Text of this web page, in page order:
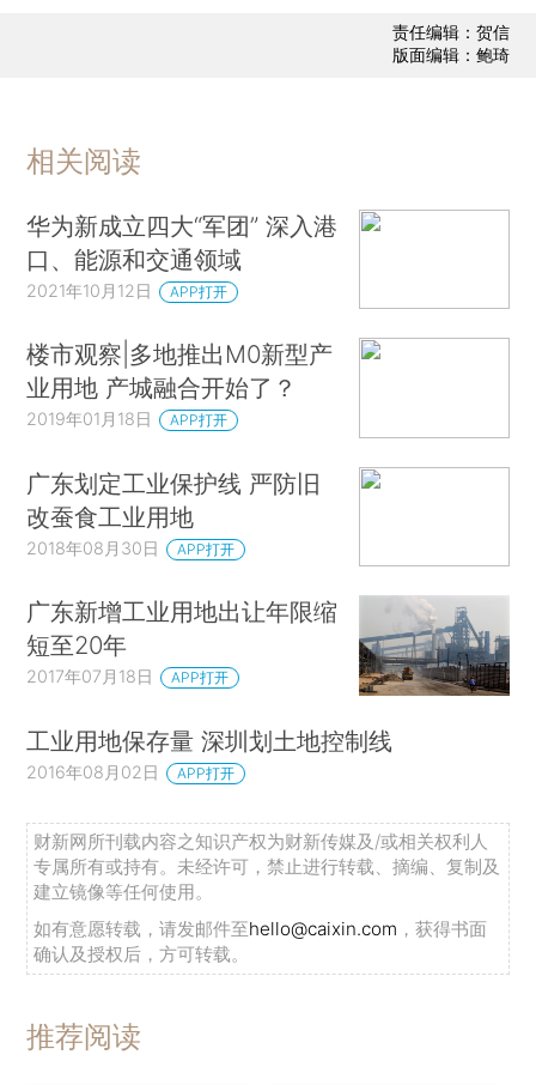
责任编辑：贺信
版面编辑：鲍琦
相关阅读
华为新成立四大“军团” 深入港
口、能源和交通领域
2021年10月12日 APP打开
楼市观察|多地推出M0新型产
业用地 产城融合开始了？
2019年01月18日 APP打开
广东划定工业保护线 严防旧
改蚕食工业用地
2018年08月30日 APP打开
广东新增工业用地出让年限缩
短至20年
2017年07月18日 APP打开
工业用地保存量 深圳划土地控制线
2016年08月02日 APP打开
财新网所刊载内容之知识产权为财新传媒及/或相关权利人
专属所有或持有。未经许可，禁止进行转载、摘编、复制及
建立镜像等任何使用。
如有意愿转载，请发邮件至hello@caixin.com ，获得书面
确认及授权后，方可转载。
推荐阅读